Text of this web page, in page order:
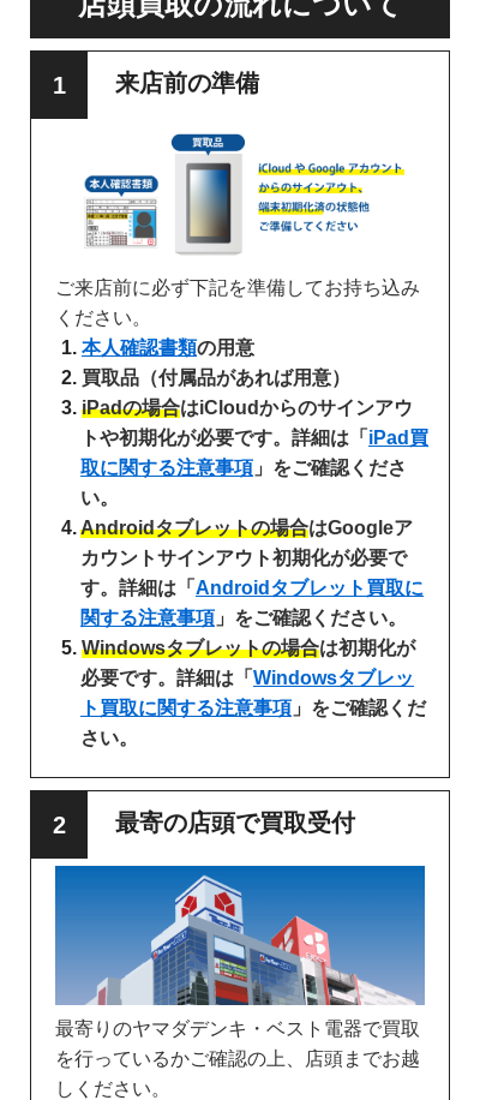
来店前の準備
ご来店前に必ず下記を準備してお持ち込み
ください。
本人確認書類の用意
買取品（付属品があれば用意）
iPadの場合はiCloudからのサインアウ
トや初期化が必要です。詳細は「 iPad買
取に関する注意事項 」をご確認くださ
い。
Androidタブレットの場合はGoogleア
カウントサインアウト初期化が必要で
す。詳細は「 Androidタブレット買取に
関する注意事項 」をご確認ください。
Windowsタブレットの場合は初期化が
必要です。詳細は「 Windowsタブレッ
ト買取に関する注意事項 」をご確認くだ
さい。
最寄の店頭で買取受付
最寄りのヤマダデンキ・ベスト電器で買取
を行っているかご確認の上、店頭までお越
しください。